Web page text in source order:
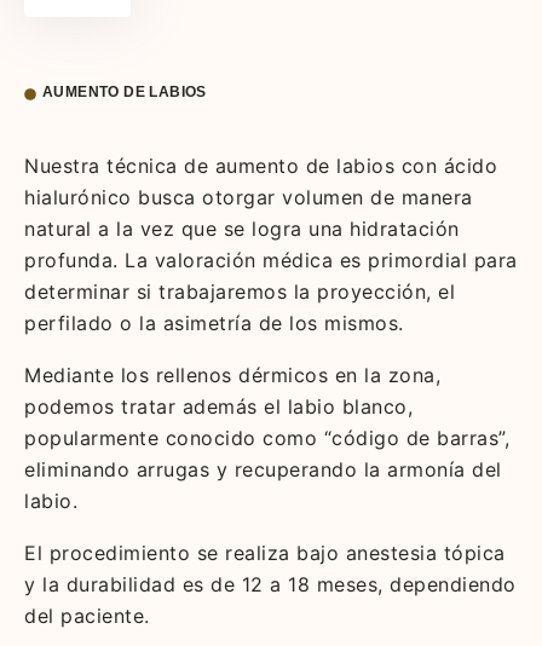
AUMENTO DE LABIOS
Nuestra técnica de aumento de labios con ácido
hialurónico busca otorgar volumen de manera
natural a la vez que se logra una hidratación
profunda. La valoración médica es primordial para
determinar si trabajaremos la proyección, el
perfilado o la asimetría de los mismos.
Mediante los rellenos dérmicos en la zona,
podemos tratar además el labio blanco,
popularmente conocido como “código de barras”,
eliminando arrugas y recuperando la armonía del
labio.
El procedimiento se realiza bajo anestesia tópica
y la durabilidad es de 12 a 18 meses, dependiendo
del paciente.